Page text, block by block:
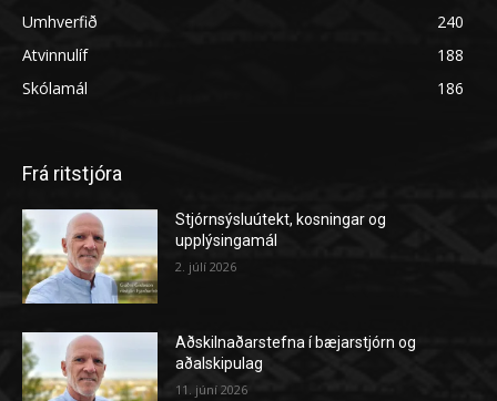
Umhverfið
240
Atvinnulíf
188
Skólamál
186
Frá ritstjóra
Stjórnsýsluútekt, kosningar og
upplýsingamál
2. júlí 2026
Aðskilnaðarstefna í bæjarstjórn og
aðalskipulag
11. júní 2026